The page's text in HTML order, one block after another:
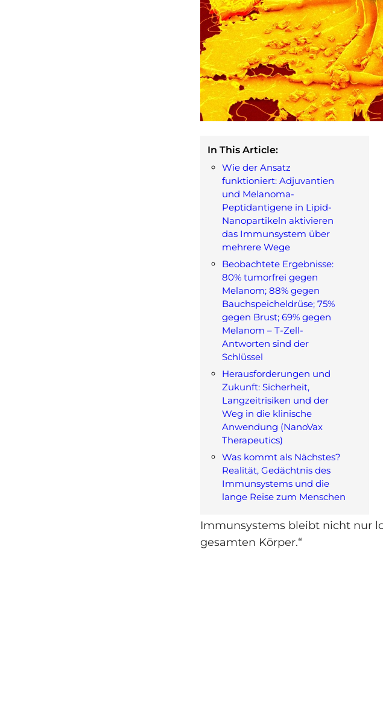
In This Article:
Wie der Ansatz
funktioniert: Adjuvantien
und Melanoma-
Peptidantigene in Lipid-
Nanopartikeln aktivieren
das Immunsystem über
mehrere Wege
Beobachtete Ergebnisse:
80% tumorfrei gegen
Melanom; 88% gegen
Bauchspeicheldrüse; 75%
gegen Brust; 69% gegen
Melanom – T-Zell-
Antworten sind der
Schlüssel
Herausforderungen und
Zukunft: Sicherheit,
Langzeitrisiken und der
Weg in die klinische
Anwendung (NanoVax
Therapeutics)
Was kommt als Nächstes?
Realität, Gedächtnis des
Immunsystems und die
lange Reise zum Menschen
Immunsystems bleibt nicht nur
gesamten Körper.“